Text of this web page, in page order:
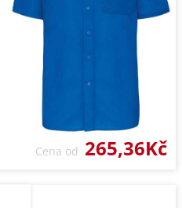
Cena od 265,36Kč